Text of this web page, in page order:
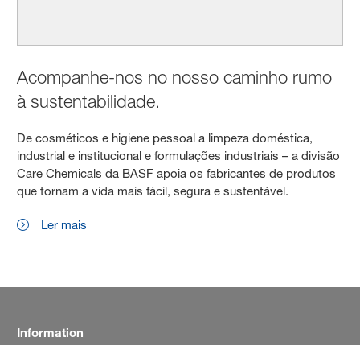
Acompanhe-nos no nosso caminho rumo
à sustentabilidade.
De cosméticos e higiene pessoal a limpeza doméstica,
industrial e institucional e formulações industriais – a divisão
Care Chemicals da BASF apoia os fabricantes de produtos
que tornam a vida mais fácil, segura e sustentável.
Ler mais
Information